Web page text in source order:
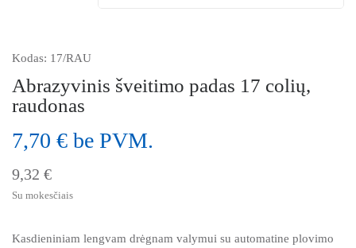
Kodas: 17/RAU
Abrazyvinis šveitimo padas 17 colių,
raudonas
7,70 € be PVM.
9,32 €
Su mokesčiais
Kasdieniniam lengvam drėgnam valymui su automatine plovimo